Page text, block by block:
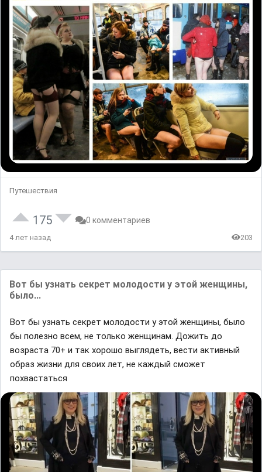
Путешествия
175 0 комментариев
4 лет назад 203
Вот бы узнать секрет молодости у этой женщины,
было...
Вот бы узнать секрет молодости у этой женщины, было
бы полезно всем, не только женщинам. Дожить до
возраста 70+ и так хорошо выглядеть, вести активный
образ жизни для своих лет, не каждый сможет
похвастаться